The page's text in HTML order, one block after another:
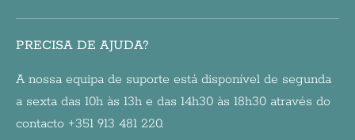
PRECISA DE AJUDA?
A nossa equipa de suporte está disponível de segunda
a sexta das 10h às 13h e das 14h30 às 18h30 através do
contacto +351 913 481 220.